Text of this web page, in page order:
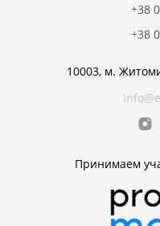
10003, м.
Принимаем
+38
+38